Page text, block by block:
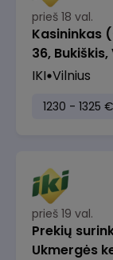
prieš 18 val.
Kasininkas
36, Bukiškis,
IKI Vilnius
1230 - 1325
prieš 19 val.
Prekių
Ukmergės